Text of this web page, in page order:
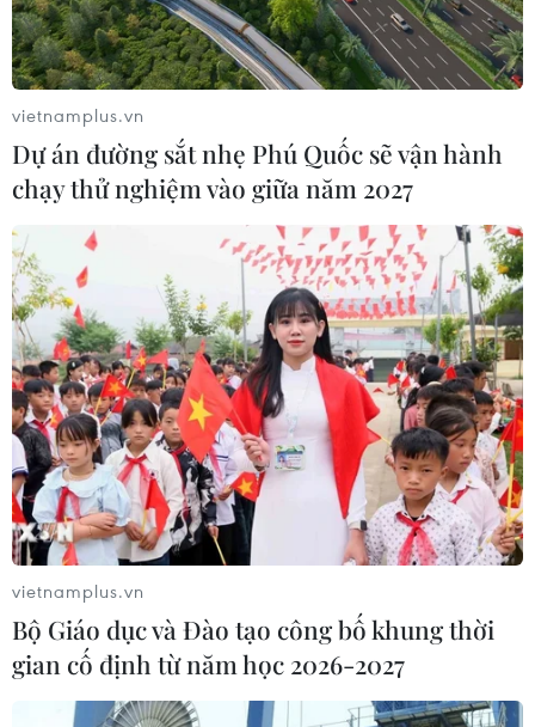
vietnamplus.vn
Dự án đường sắt nhẹ Phú Quốc sẽ vận hành
chạy thử nghiệm vào giữa năm 2027
vietnamplus.vn
Bộ Giáo dục và Đào tạo công bố khung thời
gian cố định từ năm học 2026-2027